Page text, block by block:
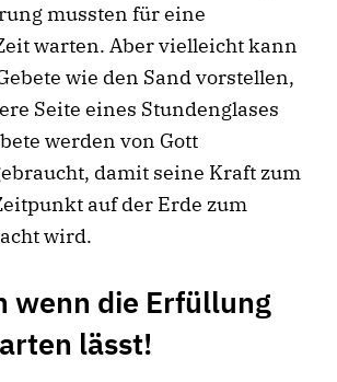
mussten für eine
warten. Aber vielleicht kann
wie den Sand vorstellen,
Seite eines Stundenglases
werden von Gott
damit seine Kraft zum
auf der Erde zum
wird.
wenn die Erfüllung
lässt!